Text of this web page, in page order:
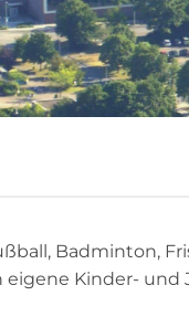
Badminton,
Kinder-